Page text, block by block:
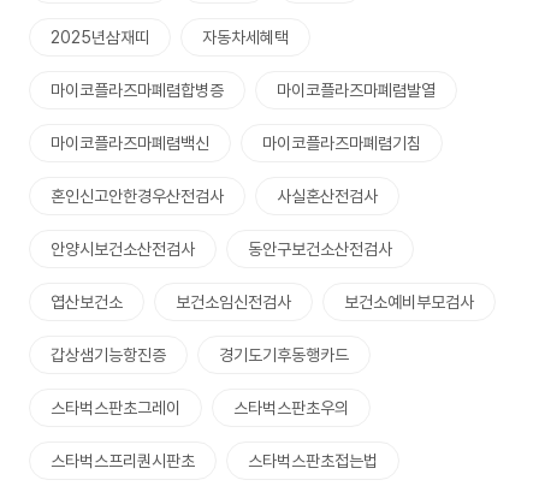
2025년삼재띠 자동차세혜택
마이코플라즈마폐렴합병증 마이코플라즈마폐렴발열
마이코플라즈마폐렴백신 마이코플라즈마폐렴기침
혼인신고안한경우산전검사 사실혼산전검사
안양시보건소산전검사 동안구보건소산전검사
엽산보건소 보건소임신전검사 보건소예비부모검사
갑상샘기능항진증 경기도기후동행카드
스타벅스판초그레이 스타벅스판초우의
스타벅스프리퀀시판초 스타벅스판초접는법